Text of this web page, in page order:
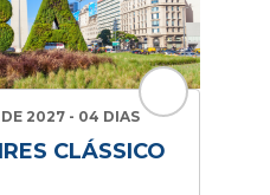
2027 - 04 DIAS
CLÁSSICO